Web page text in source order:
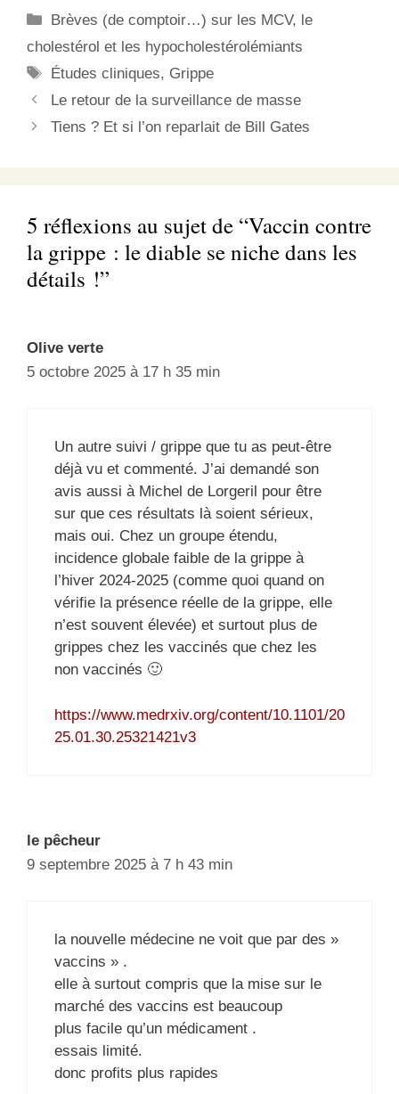
a attrapé la grippe fut la
seule…
Catégories
Brèves (de comptoir…) sur les MCV, le
cholestérol et les hypocholestérolémiants
Étiquettes
Études cliniques, Grippe
Le retour de la surveillance de masse
Tiens ? Et si l’on reparlait de Bill Gates
5 réflexions au sujet de “Vaccin contre
la grippe : le diable se niche dans les
détails !”
Olive verte
5 octobre 2025 à 17 h 35 min
Un autre suivi / grippe que tu as peut-être
déjà vu et commenté. J’ai demandé son
avis aussi à Michel de Lorgeril pour être
sur que ces résultats là soient sérieux,
mais oui. Chez un groupe étendu,
incidence globale faible de la grippe à
l’hiver 2024-2025 (comme quoi quand on
vérifie la présence réelle de la grippe, elle
n’est souvent élevée) et surtout plus de
grippes chez les vaccinés que chez les
non vaccinés 🙂
https://www.medrxiv.org/content/10.1101/20
25.01.30.25321421v3
le pêcheur
9 septembre 2025 à 7 h 43 min
la nouvelle médecine ne voit que par des »
vaccins » .
elle à surtout compris que la mise sur le
marché des vaccins est beaucoup
plus facile qu’un médicament .
essais limité.
donc profits plus rapides